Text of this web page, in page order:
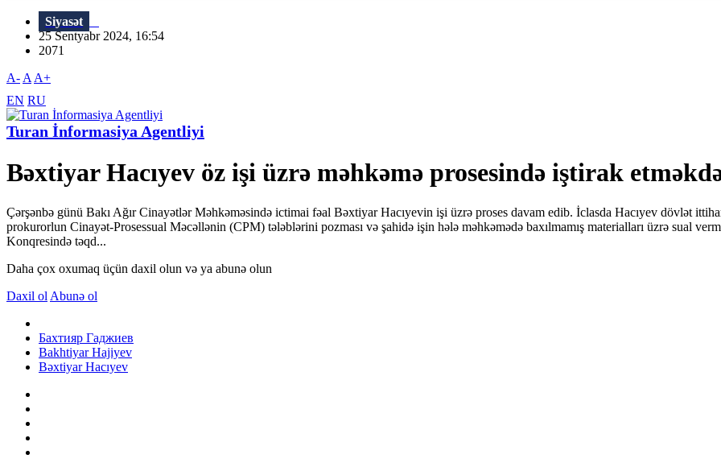
Siyasət
25 Sentyabr 2024, 16:54
2071
A- A A+
EN RU
Turan İnformasiya Agentliyi
Bəxtiyar Hacıyev öz işi üzrə məhkəmə prosesində iştirak
Çərşənbə günü Bakı Ağır Cinayətlər Məhkəməsində ictimai fəal Bəxtiyar Hacıyevin işi üzrə proses davam edib. İclasda Hacıyev dövlət
prokurorlun Cinayət-Prosessual Məcəllənin (CPM) tələblərini pozması və şahidə işin hələ məhkəmədə baxılmamış materialları üzrə sual
Konqresində təqd...
Daha çox oxumaq üçün daxil olun və ya abunə olun
Daxil ol Abunə ol
Бахтияр Гаджиев
Bakhtiyar Hajiyev
Bəxtiyar Hacıyev